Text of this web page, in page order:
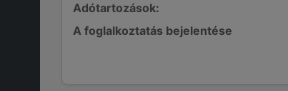
Adótartozások:
A foglalkoztatás bejelentése